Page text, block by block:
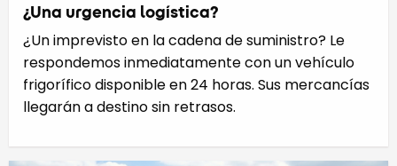
¿Una urgencia logística?
¿Un imprevisto en la cadena de suministro? Le
respondemos inmediatamente con un vehículo
frigorífico disponible en 24 horas. Sus mercancías
llegarán a destino sin retrasos.